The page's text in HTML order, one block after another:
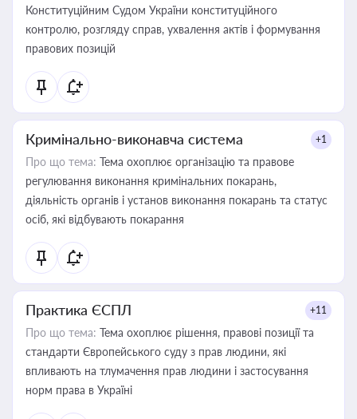
Конституційним Судом України конституційного
контролю, розгляду справ, ухвалення актів і формування
правових позицій
Кримінально-виконавча система +1
Про що тема: Тема охоплює організацію та правове
регулювання виконання кримінальних покарань,
діяльність органів і установ виконання покарань та статус
осіб, які відбувають покарання
Практика ЄСПЛ +11
Про що тема: Тема охоплює рішення, правові позиції та
стандарти Європейського суду з прав людини, які
впливають на тлумачення прав людини і застосування
норм права в Україні